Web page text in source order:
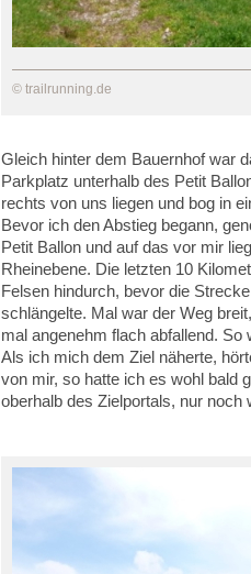
© trailrunning.de
Gleich hinter dem Bauernhof war
Parkplatz unterhalb des Petit
rechts von uns liegen und bog in
Bevor ich den Abstieg begann,
Petit Ballon und auf das vor mir
Rheinebene. Die letzten 10
Felsen hindurch, bevor die
schlängelte. Mal war der Weg
mal angenehm flach abfallend.
Als ich mich dem Ziel näherte,
von mir, so hatte ich es wohl bald
oberhalb des Zielportals, nur noch